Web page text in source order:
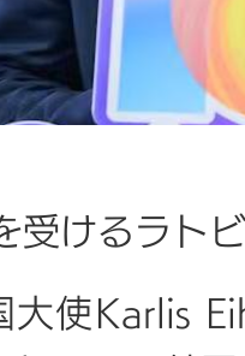
受けるラト
大使Karlis